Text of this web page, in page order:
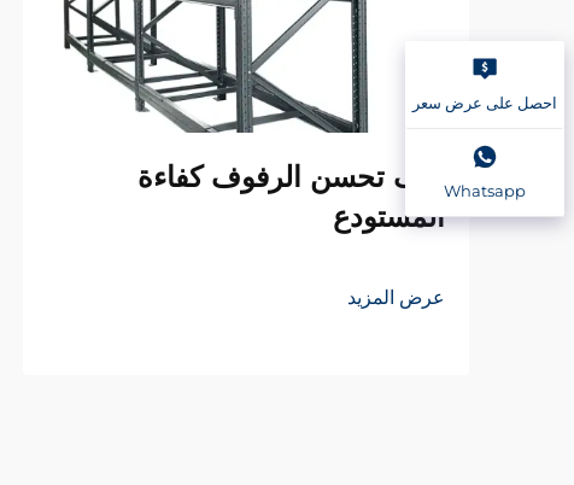
كيف تحسن الرفوف كفاءة
المستودع
عرض المزيد
احصل على عرض سعر
Whatsapp